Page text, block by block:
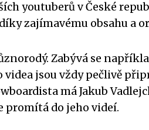
youtuberů v České
zajímavému obsahu a
Zabývá se
jsou vždy pečlivě
má Jakub
promítá do jeho videí.